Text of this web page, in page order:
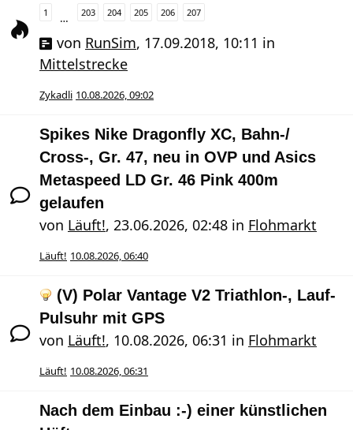
1 … 203 204 205 206 207
von RunSim, 17.09.2018, 10:11 in
Mittelstrecke
Zykadli 10.08.2026, 09:02
Spikes Nike Dragonfly XC, Bahn-/
Cross-, Gr. 47, neu in OVP und Asics
Metaspeed LD Gr. 46 Pink 400m
gelaufen
von Läuft!, 23.06.2026, 02:48 in Flohmarkt
Läuft! 10.08.2026, 06:40
(V) Polar Vantage V2 Triathlon-, Lauf-
Pulsuhr mit GPS
von Läuft!, 10.08.2026, 06:31 in Flohmarkt
Läuft! 10.08.2026, 06:31
Nach dem Einbau :-) einer künstlichen